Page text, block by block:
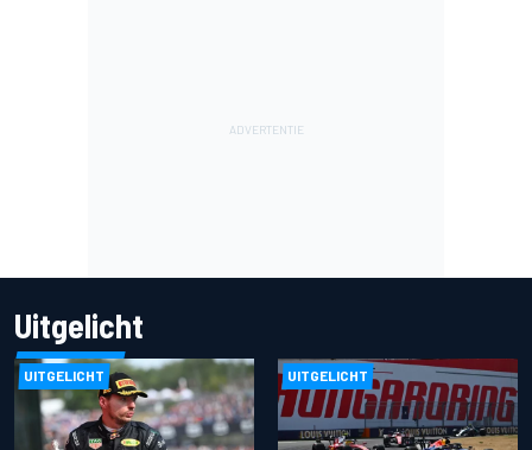
Uitgelicht
UITGELICHT UITGELICHT